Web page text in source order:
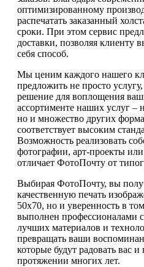
оптимизированному
распечатать заказанный
сроки. При этом сервис
доставки, позволяя клиенту
себя способ.
Мы ценим каждого нашего
предложить не просто
решение для воплощения
ассортименте наших услуг –
но и множество других
соответствует высоким
Возможность реализовать
фотографии, арт-проекты
отличает ФотоПочту от
Выбирая ФотоПочту, вы
качественную печать
50х70, но и уверенность в
выполнен профессионалами
лучших материалов и
превращать ваши
которые будут радовать вас
протяжении многих лет.